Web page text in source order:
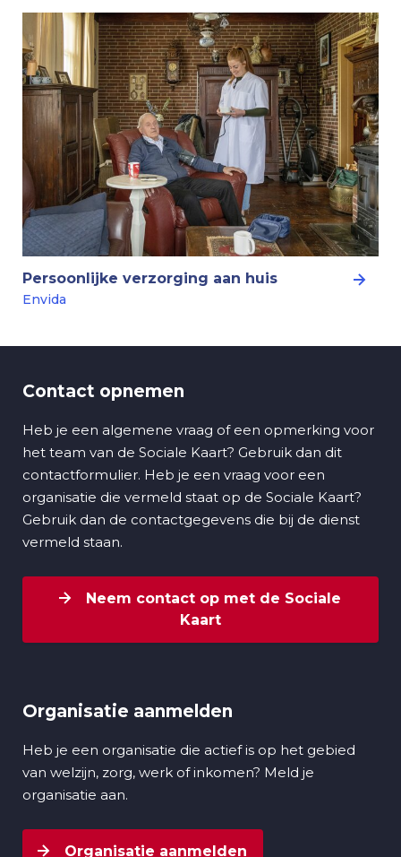
Persoonlijke verzorging aan huis
Envida
Contact opnemen
Heb je een algemene vraag of een opmerking voor
het team van de Sociale Kaart? Gebruik dan dit
contactformulier. Heb je een vraag voor een
organisatie die vermeld staat op de Sociale Kaart?
Gebruik dan de contactgegevens die bij de dienst
vermeld staan.
Neem contact op met de Sociale
Kaart
Organisatie aanmelden
Heb je een organisatie die actief is op het gebied
van welzijn, zorg, werk of inkomen? Meld je
organisatie aan.
Organisatie aanmelden